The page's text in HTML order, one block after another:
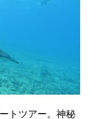
トツアー。神秘